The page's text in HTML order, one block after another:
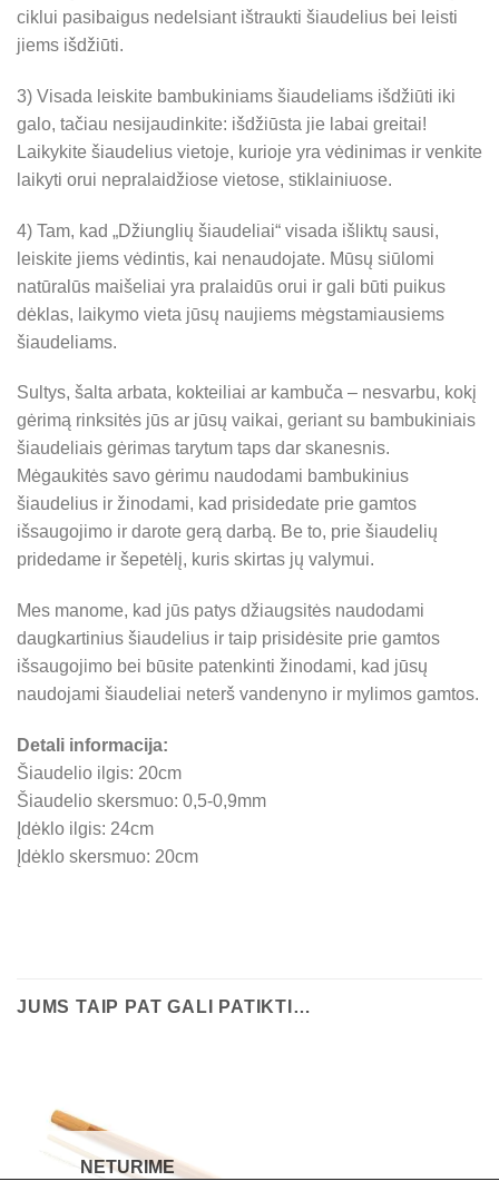
ciklui pasibaigus nedelsiant ištraukti šiaudelius bei leisti
jiems išdžiūti.
3) Visada leiskite bambukiniams šiaudeliams išdžiūti iki
galo, tačiau nesijaudinkite: išdžiūsta jie labai greitai!
Laikykite šiaudelius vietoje, kurioje yra vėdinimas ir venkite
laikyti orui nepralaidžiose vietose, stiklainiuose.
4) Tam, kad „Džiunglių šiaudeliai“ visada išliktų sausi,
leiskite jiems vėdintis, kai nenaudojate. Mūsų siūlomi
natūralūs maišeliai yra pralaidūs orui ir gali būti puikus
dėklas, laikymo vieta jūsų naujiems mėgstamiausiems
šiaudeliams.
Sultys, šalta arbata, kokteiliai ar kambuča – nesvarbu, kokį
gėrimą rinksitės jūs ar jūsų vaikai, geriant su bambukiniais
šiaudeliais gėrimas tarytum taps dar skanesnis.
Mėgaukitės savo gėrimu naudodami bambukinius
šiaudelius ir žinodami, kad prisidedate prie gamtos
išsaugojimo ir darote gerą darbą. Be to, prie šiaudelių
pridedame ir šepetėlį, kuris skirtas jų valymui.
Mes manome, kad jūs patys džiaugsitės naudodami
daugkartinius šiaudelius ir taip prisidėsite prie gamtos
išsaugojimo bei būsite patenkinti žinodami, kad jūsų
naudojami šiaudeliai neterš vandenyno ir mylimos gamtos.
Detali informacija:
Šiaudelio ilgis: 20cm
Šiaudelio skersmuo: 0,5-0,9mm
Įdėklo ilgis: 24cm
Įdėklo skersmuo: 20cm
5.0
Augustė Kavaliauskaitė
3 years ago
recommends
JUMS TAIP PAT GALI PATIKTI…
NETURIME